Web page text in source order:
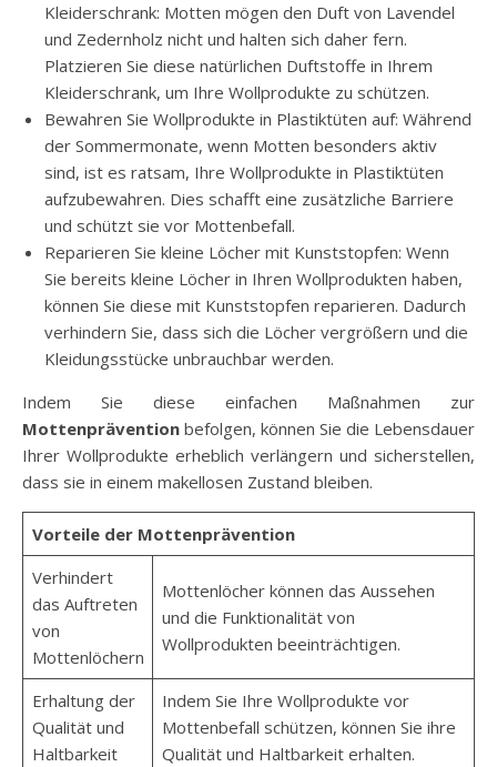
Kleiderschrank: Motten mögen den Duft von Lavendel
und Zedernholz nicht und halten sich daher fern.
Platzieren Sie diese natürlichen Duftstoffe in Ihrem
Kleiderschrank, um Ihre Wollprodukte zu schützen.
Bewahren Sie Wollprodukte in Plastiktüten auf: Während
der Sommermonate, wenn Motten besonders aktiv
sind, ist es ratsam, Ihre Wollprodukte in Plastiktüten
aufzubewahren. Dies schafft eine zusätzliche Barriere
und schützt sie vor Mottenbefall.
Reparieren Sie kleine Löcher mit Kunststopfen: Wenn
Sie bereits kleine Löcher in Ihren Wollprodukten haben,
können Sie diese mit Kunststopfen reparieren. Dadurch
verhindern Sie, dass sich die Löcher vergrößern und die
Kleidungsstücke unbrauchbar werden.
Indem Sie diese einfachen Maßnahmen zur
Mottenprävention befolgen, können Sie die Lebensdauer
Ihrer Wollprodukte erheblich verlängern und sicherstellen,
dass sie in einem makellosen Zustand bleiben.
Vorteile der Mottenprävention
Verhindert
das Auftreten
von
Mottenlöchern
Mottenlöcher können das Aussehen
und die Funktionalität von
Wollprodukten beeinträchtigen.
Erhaltung der
Qualität und
Haltbarkeit
Indem Sie Ihre Wollprodukte vor
Mottenbefall schützen, können Sie ihre
Qualität und Haltbarkeit erhalten.